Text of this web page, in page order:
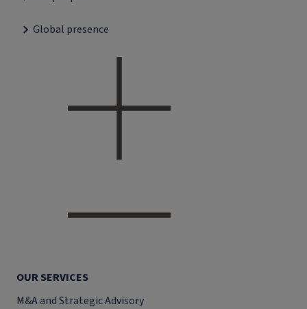
Global presence
OUR SERVICES
M&A and Strategic Advisory